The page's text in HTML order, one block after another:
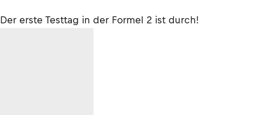
Der erste Testtag in der Formel 2 ist durch!